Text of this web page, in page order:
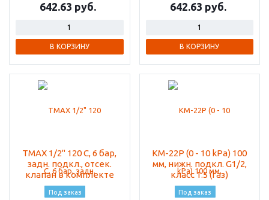
642.63
В КОРЗИНУ
642.63
В КОРЗИНУ
TMAX 1/2" 120 С, 6 бар,
задн. подкл., отсек.
клапан в комплекте
Под заказ
КМ-22Р (0 - 10 kPа) 100
мм, нижн. подкл. G1/2,
класс 1.5 (газ)
Под заказ